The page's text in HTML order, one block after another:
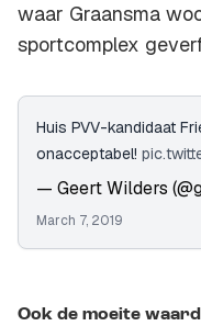
waar Graansma
sportcomplex
Huis PVV-kandidaat
onacceptabel!
— Geert Wilders
March 7, 2019
Ook de moeite waard